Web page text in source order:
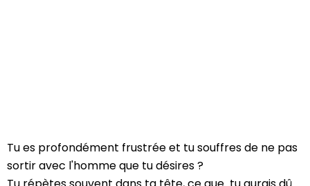
Tu es profondément frustrée et tu souffres de ne pas
sortir avec l'homme que tu désires ?